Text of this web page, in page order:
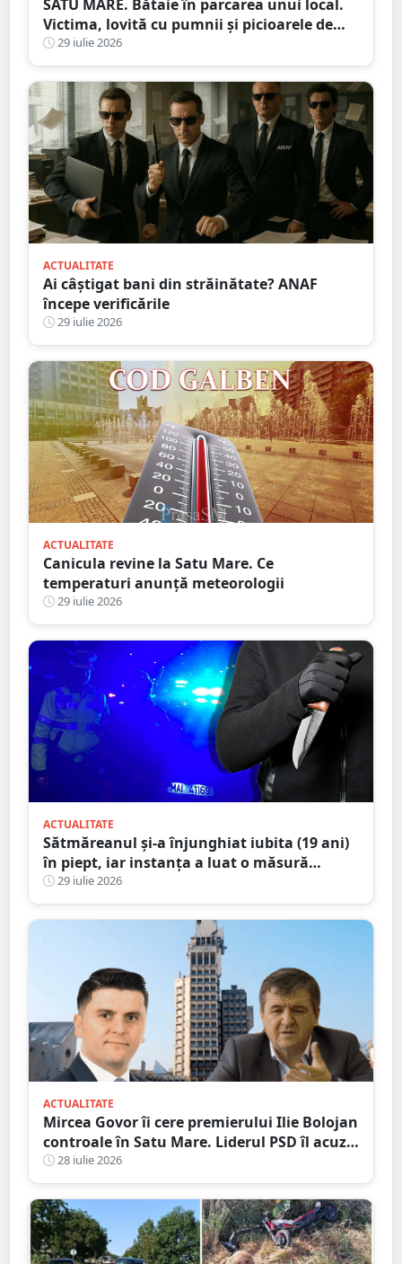
SATU MARE. Bătaie în parcarea unui local.
Victima, lovită cu pumnii și picioarele de
trei agresori
29 iulie 2026
ACTUALITATE
Ai câștigat bani din străinătate? ANAF
începe verificările
29 iulie 2026
ACTUALITATE
Canicula revine la Satu Mare. Ce
temperaturi anunță meteorologii
29 iulie 2026
ACTUALITATE
Sătmăreanul și-a înjunghiat iubita (19 ani)
în piept, iar instanța a luat o măsură
radicală
29 iulie 2026
ACTUALITATE
Mircea Govor îi cere premierului Ilie Bolojan
controale în Satu Mare. Liderul PSD îl acuză
pe Adrian Cozma de presiuni politice și cere
verificări ample
28 iulie 2026